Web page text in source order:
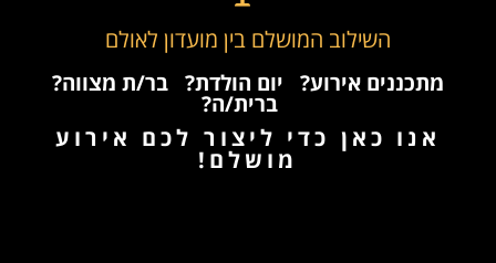
השילוב המושלם בין מועדון לאולם
מתכננים אירוע? יום הולדת? בר/ת מצווה?
ברית/ה?
אנו כאן כדי ליצור לכם אירוע
מושלם!